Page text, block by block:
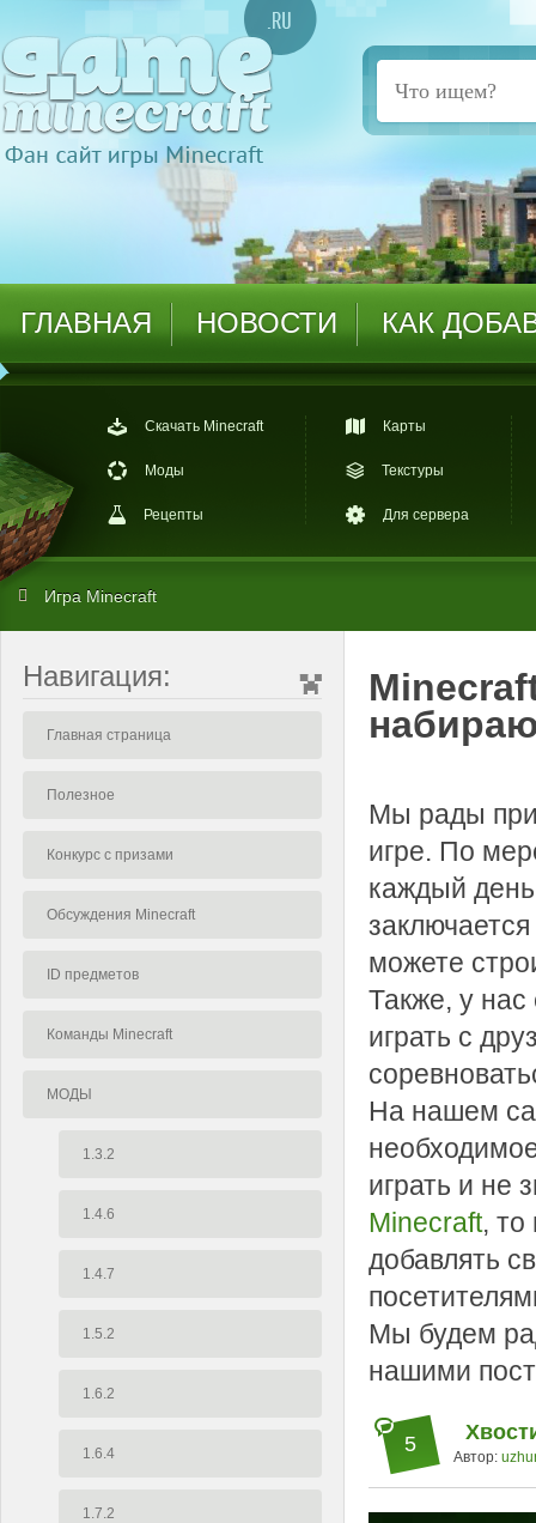
ГЛАВНАЯ НОВОСТИ КАК
Скачать Minecraft
Моды
Рецепты
Карты
Текстуры
Для сервера
Игра Minecraft
Навигация:
Главная страница
Полезное
Конкурс с призами
Обсуждения Minecraft
ID предметов
Команды Minecraft
МОДЫ
1.3.2
1.4.6
1.4.7
1.5.2
1.6.2
1.6.4
1.7.2
Мы рады
игре. По
каждый
можете
Также, у
играть с
На нашем
играть и не
Minecraft,
добавлять
Мы будем
нашими
5
Автор: